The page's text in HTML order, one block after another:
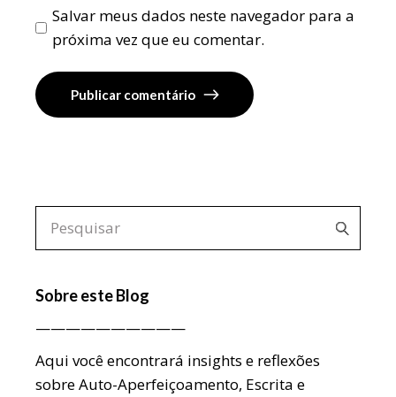
Salvar meus dados neste navegador para a
próxima vez que eu comentar.
Publicar comentário
Pesquisar
por:
Sobre este Blog
——————————
Aqui você encontrará insights e reflexões
sobre Auto-Aperfeiçoamento, Escrita e